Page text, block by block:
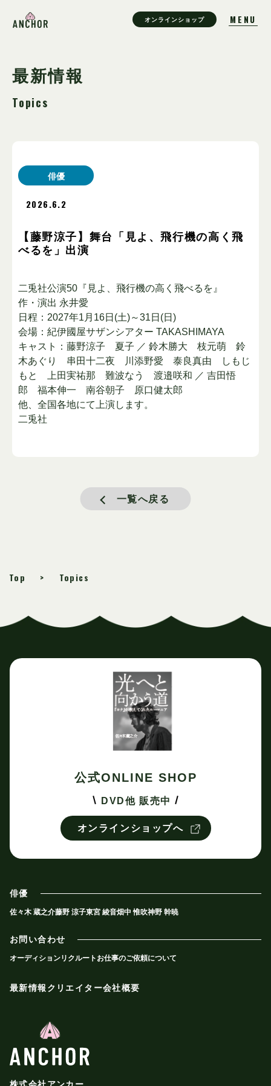
オンラインショップ
最新情報
Topics
一覧へ戻る
俳優
2026.6.2
【藤野涼子】舞台「見よ、飛行機の高く飛
べるを」出演
二兎社公演50『見よ、飛行機の高く飛べるを』
作・演出 永井愛
日程：2027年1月16日(土)～31日(日)
会場：紀伊國屋サザンシアター TAKASHIMAYA
キャスト：藤野涼子 夏子 ／ 鈴木勝大 枝元萌 鈴
木あぐり 串田十二夜 川添野愛 泰良真由 しもじ
もと 上田実祐那 難波なう 渡邉咲和 ／ 吉田悟
郎 福本伸一 南谷朝子 原口健太郎
他、全国各地にて上演します。
二兎社
Top Topics
俳優
佐々木 蔵之介藤野 涼子東宮 綾音畑中 惟吹神野 幹暁
お問い合わせ
オーディションリクルート お仕事のご依頼について
最新情報 クリエイター会社概要
公式ONLINE SHOP
DVD他 販売中
オンラインショップへ